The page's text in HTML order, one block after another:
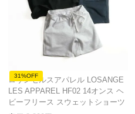
31%OFF
ロサンゼルスアパレル LOSANGE
LES APPAREL HF02 14オンス ヘ
ビーフリース スウェットショーツ